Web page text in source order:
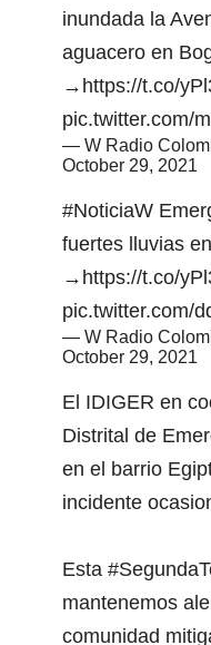
inundada la
aguacero en
→ https://t.co/
pic.twitter.com/
— W Radio
October 29, 2021
#NoticiaW
fuertes lluvias
→ https://t.co/
pic.twitter.com/
— W Radio
October 29, 2021
El IDIGER en
Distrital de
en el barrio
incidente
Esta
mantenemos
comunidad